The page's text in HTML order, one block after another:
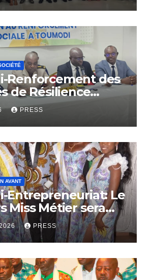
Renforcement des
de Résilience
PRESS
AVANT
Entrepreneuriat: Le
Miss Métier sera
PRESS